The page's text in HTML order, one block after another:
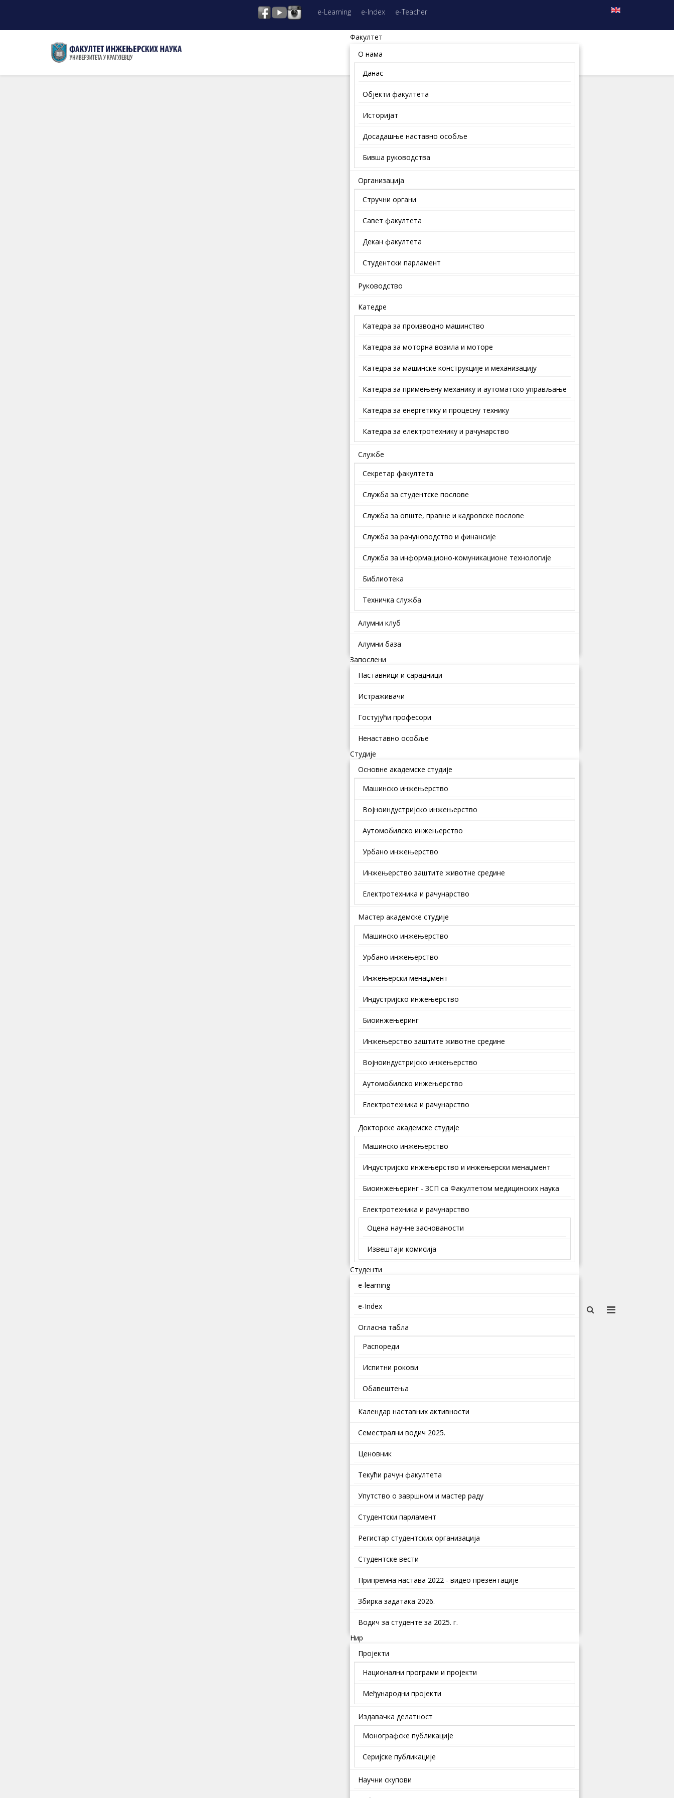
e-Learning e-Index e-Teacher
Факултет
О нама
Данас
Објекти факултета
Историјат
Досадашње наставно особље
Бивша руководства
Организација
Стручни органи
Савет факултета
Декан факултета
Студентски парламент
Руководство
Катедре
Катедра за производно машинство
Катедра за моторна возила и моторе
Катедра за машинске конструкције и механизацију
Катедра за примењену механику и аутоматско управљање
Катедра за енергетику и процесну технику
Катедра за електротехнику и рачунарство
Службе
Секретар факултета
Служба за студентске послове
Службa зa oпштe, прaвнe и кaдрoвскe пoслoвe
Служба за рачуноводство и финансије
Служба за информационо-комуникационе технологије
Библиотека
Техничка служба
Алумни клуб
Алумни база
Запослени
Наставници и сарадници
Истраживачи
Гостујући професори
Ненаставно особље
Студије
Основне академске студије
Машинско инжењерство
Војноиндустријско инжењерство
Аутомобилско инжењерство
Урбано инжењерство
Инжењерство заштите животне средине
Електротехника и рачунарство
Мастер академске студије
Машинско инжењерство
Урбано инжењерство
Инжењерски менаџмент
Индустријско инжењерство
Биоинжењеринг
Инжењерство заштите животне средине
Војноиндустријско инжењерство
Аутомобилско инжењерство
Електротехника и рачунарство
Докторске академске студије
Mашинско инжењерство
Индустријско инжењерство и инжењерски менаџмент
Биоинжењеринг - ЗСП са Факултетом медицинских наука
Електротехника и рачунарство
Оцена научне заснованости
Извештаји комисија
Студенти
e-learning
e-Index
Огласна табла
Распореди
Испитни рокови
Обавештења
Календар наставних активности
Семестрални водич 2025.
Ценовник
Текући рачун факултета
Упутство о завршном и мастер раду
Студентски парламент
Регистар студентских организација
Студентске вести
Припремна настава 2022 - видео презентације
Збирка задатака 2026.
Водич за студенте за 2025. г.
Нир
Пројекти
Национални програми и пројекти
Међународни пројекти
Издавачка делатност
Монографске публикације
Серијске публикације
Научни скупови